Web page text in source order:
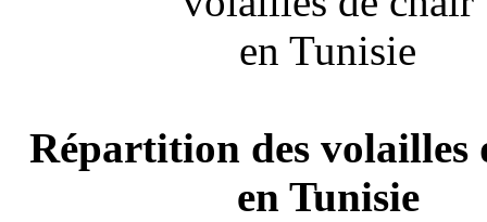
Répartition des volailles
en Tunisie